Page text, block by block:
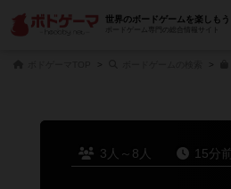
世界のボードゲームを楽しもう
ボードゲーム専門の総合情報サイト
3人～8人 15分